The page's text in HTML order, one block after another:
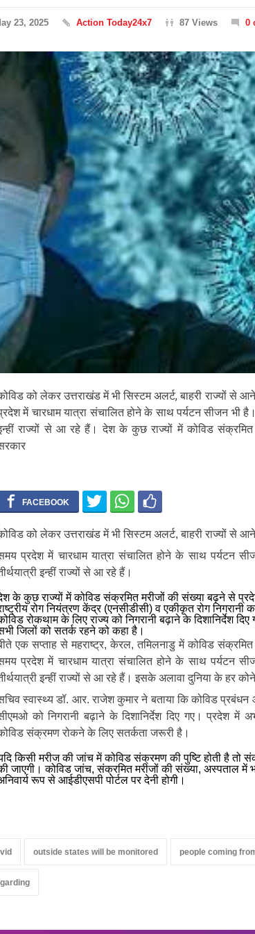
23, 2025 Action Today24x7 87 Views 0
को लेकर उत्तराखंड में भी सिस्टम अलर्ट, बाहरी राज्यों से आने
में चारधाम यात्रा संचालित होने के साथ पर्यटन सीजन भी
राज्यों से आ रहे हैं। देश के कुछ राज्यों में कोविड
को लेकर उत्तराखंड में भी सिस्टम अलर्ट, बाहरी राज्यों से आने
प्रदेश में चारधाम यात्रा संचालित होने के साथ पर्यटन
इन्हीं राज्यों से आ रहे हैं।
के कुछ राज्यों में कोविड संक्रमित मरीजों की संख्या बढ़ने से
रोग नियंत्रण केंद्र (एनसीडीसी) व एकीकृत रोग
रोकथाम के लिए राज्य को निगरानी बढ़ाने के दिशानिर्देश
जिलों को सतर्क रहने को कहा है।
एक सप्ताह से महराष्ट्र, केरल, तमिलनाडु में कोविड
प्रदेश में चारधाम यात्रा संचालित होने के साथ पर्यटन
इन्हीं राज्यों से आ रहे हैं। इसके अलावा दुनिया के हर
स्वास्थ्य डॉ. आर. राजेश कुमार ने बताया कि कोविड
को निगरानी बढ़ाने के दिशानिर्देश दिए गए। प्रदेश में
संक्रमण रोकने के लिए सतर्कता जरूरी है।
किसी मरीज की जांच में कोविड संक्रमण की पुष्टि होती है तो
जाएगी। कोविड जांच, संक्रमित मरीजों की संख्या, अस्पताल में
रूप से आईडीएसपी पोर्टल पर देनी होगी।
outside states will be monitored people coming